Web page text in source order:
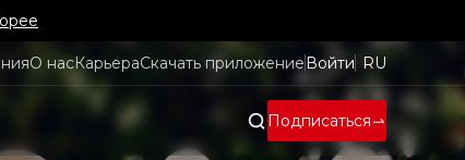
О насКарьераСкачать приложениеВойти RU
Подписаться